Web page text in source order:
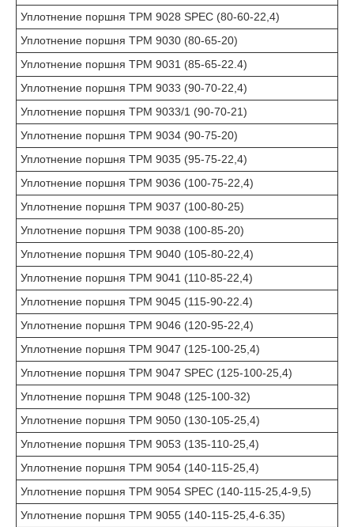
Уплотнение поршня TPM 9028 SPEC (80-60-22,4)
Уплотнение поршня TPM 9030 (80-65-20)
Уплотнение поршня TPM 9031 (85-65-22.4)
Уплотнение поршня TPM 9033 (90-70-22,4)
Уплотнение поршня TPM 9033/1 (90-70-21)
Уплотнение поршня TPM 9034 (90-75-20)
Уплотнение поршня TPM 9035 (95-75-22,4)
Уплотнение поршня TPM 9036 (100-75-22,4)
Уплотнение поршня TPM 9037 (100-80-25)
Уплотнение поршня TPM 9038 (100-85-20)
Уплотнение поршня TPM 9040 (105-80-22,4)
Уплотнение поршня TPM 9041 (110-85-22,4)
Уплотнение поршня TPM 9045 (115-90-22.4)
Уплотнение поршня TPM 9046 (120-95-22,4)
Уплотнение поршня TPM 9047 (125-100-25,4)
Уплотнение поршня TPM 9047 SPEC (125-100-25,4)
Уплотнение поршня TPM 9048 (125-100-32)
Уплотнение поршня TPM 9050 (130-105-25,4)
Уплотнение поршня TPM 9053 (135-110-25,4)
Уплотнение поршня TPM 9054 (140-115-25,4)
Уплотнение поршня TPM 9054 SPEC (140-115-25,4-9,5)
Уплотнение поршня TPM 9055 (140-115-25,4-6.35)